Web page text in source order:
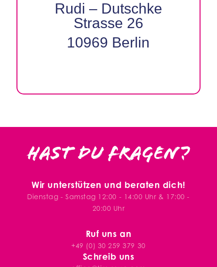
Rudi – Dutschke
Strasse 26
10969 Berlin
Hast du Fragen?
Wir unterstützen und beraten dich!
Dienstag - Samstag 12:00 - 14:00 Uhr & 17:00 -
20:00 Uhr
Ruf uns an
+49 (0) 30 259 379 30
Schreib uns